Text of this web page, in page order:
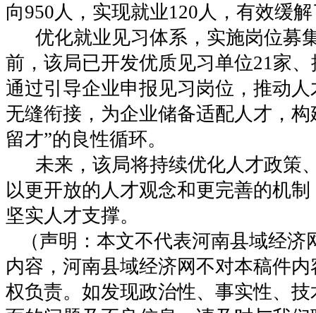
向950人，实现就业120人，有效缓
优化就业见习体系，实施岗位募
前，该局已开发优质见习单位21家
通过引导企业申报见习岗位，推动
无缝衔接，为企业储备适配人才，
留才”的良性循环。
未来，该局将持续优化人才政策
以更开放的人才观念和更完善的机
坚实人才支撑。
（声明：本文不代表河南县域经济
内容，河南县域经济网不对本稿件
权负责。如发现政治性、事实性、